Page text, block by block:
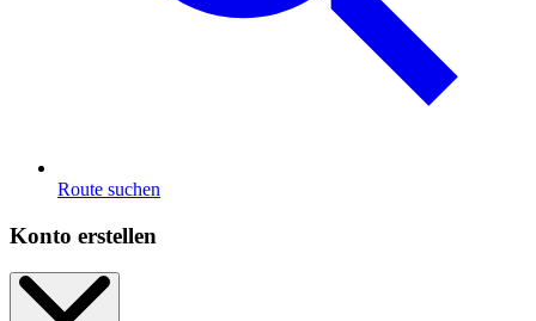
Route suchen
Konto erstellen